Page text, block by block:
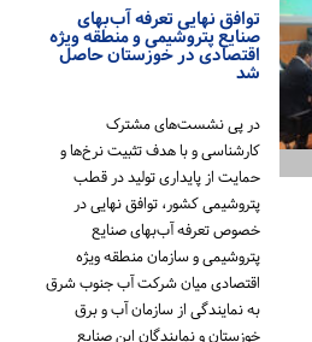
توافق نهایی تعرفه آب‌بهای
صنایع پتروشیمی و منطقه ویژه
اقتصادی در خوزستان حاصل
شد
در پی نشست‌های مشترک
کارشناسی و با هدف تثبیت نرخ‌ها و
حمایت از پایداری تولید در قطب
پتروشیمی کشور، توافق نهایی در
خصوص تعرفه آب‌بهای صنایع
پتروشیمی و سازمان منطقه ویژه
اقتصادی میان شرکت آب جنوب شرق
به نمایندگی از سازمان آب و برق
خوزستان و نمایندگان این صنایع